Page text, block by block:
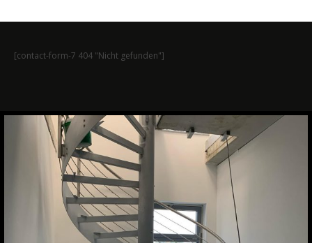
[contact-form-7 404 "Nicht gefunden"]